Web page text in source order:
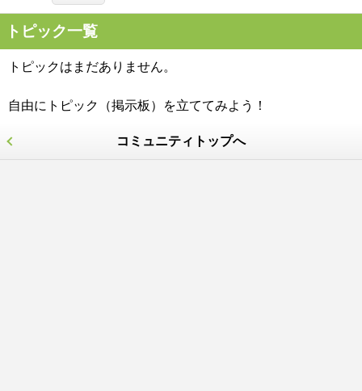
トピック一覧
トピックはまだありません。
自由にトピック（掲示板）を立ててみよう！
コミュニティトップへ